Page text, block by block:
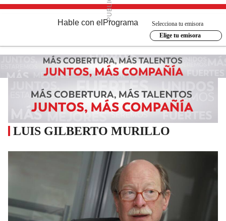
Hable con el Programa
Selecciona tu emisora
Elige tu emisora
LUIS GILBERTO MURILLO